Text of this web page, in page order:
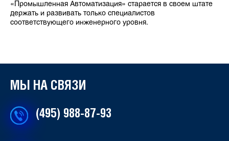
«Промышленная Автоматизация» старается в своем штате
держать и развивать только специалистов
соответствующего инженерного уровня.
МЫ НА СВЯЗИ
(495) 988-87-93